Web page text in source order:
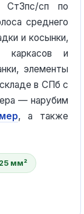
Ст3пс/сп по
среднего
и косынки,
каркасов и
элементы
в СПб с
— нарубим
, а также
мм²